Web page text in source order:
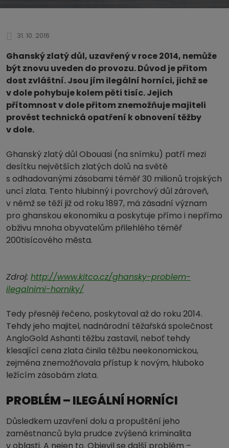
31. 10. 2016
Ghanský zlatý důl, uzavřený v roce 2014, nemůže
být znovu uveden do provozu. Důvod je přitom
dost zvláštní. Jsou jím ilegální horníci, jichž se
v dole pohybuje kolem pěti tisíc. Jejich
přítomnost v dole přitom znemožňuje majiteli
provést technická opatření k obnovení těžby
v dole.
Ghanský zlatý důl Obouasi (na snímku) patří mezi
desítku největších zlatých dolů na světě
s odhadovanými zásobami téměř 30 milionů trojských
uncí zlata. Tento hlubinný i povrchový důl zároveň,
v němž se těží již od roku 1897, má zásadní význam
pro ghanskou ekonomiku a poskytuje přímo i nepřímo
obživu mnoha obyvatelům přilehlého téměř
200tisícového města.
Zdroj: http://www.kitco.cz/ghansky-problem-
ilegalnimi-horniky/
Tedy přesněji řečeno, poskytoval až do roku 2014.
Tehdy jeho majitel, nadnárodní těžařská společnost
AngloGold Ashanti těžbu zastavil, neboť tehdy
klesající cena zlata činila těžbu neekonomickou,
zejména znemožňovala přístup k novým, hluboko
ležícím zásobám zlata.
PROBLÉM – ILEGÁLNÍ HORNÍCI
Důsledkem uzavření dolu a propuštění jeho
zaměstnanců byla prudce zvýšená kriminalita
v oblasti. A nejen to. Objevil se další problém –